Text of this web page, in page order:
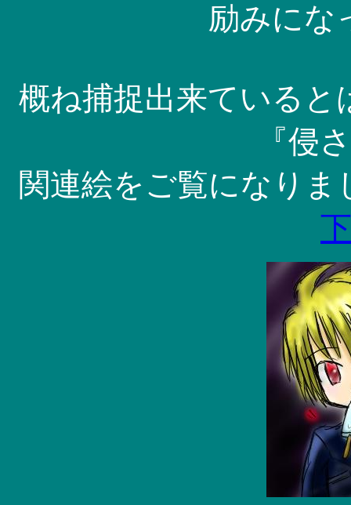
励みにな
概ね捕捉出来ていると
『侵
関連絵をご覧になりま